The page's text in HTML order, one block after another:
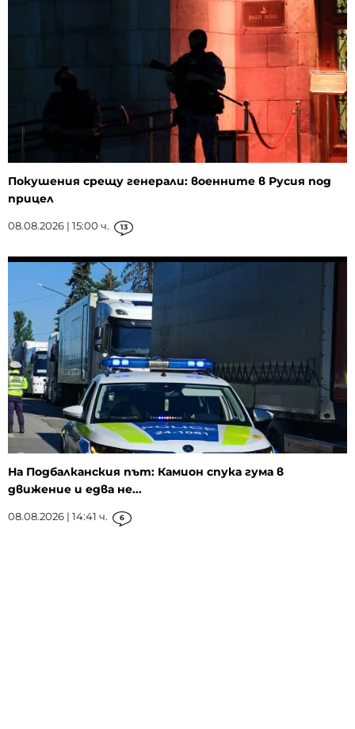
Покушения срещу генерали: военните в Русия под
прицел
08.08.2026 | 15:00 ч. 13
На Подбалканския път: Камион спука гума в
движение и едва не...
08.08.2026 | 14:41 ч. 6